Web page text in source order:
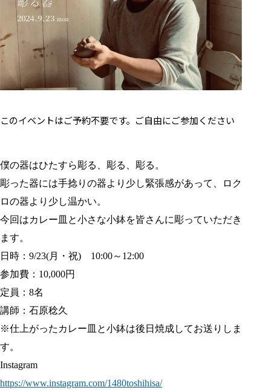
このイベントはご予約不要です。ご自由にご参加ください
僕の器はひたすら彫る、彫る、彫る。
彫った器には手捻りの器より少し緊張感があって、ロク
ロの器より少し温かい。
今回はカレー皿と小さな小鉢を皆さんに彫っていただき
ます。
日時：9/23(月・祝) 10:00～12:00
参加費：10,000円
定員：8名
講師：石原稔久
※仕上がったカレー皿と小鉢は後日焼成してお送りしま
す。
Instagram
https://www.instagram.com/1480toshihisa/